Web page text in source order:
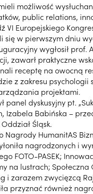
możliwość
public relations,
Europejskiego
się w pierwszym dniu
wygłosił
zawarł praktyczne
receptę na owocną
z zakresu
projektami.
panel dyskusyjny pt.
Izabela Babińska –
Śląsk.
HumanitAS
nagrodzonych i
FOTO-PASEK;
na lustrach;
i zarazem zwycięzcą
przyznać również